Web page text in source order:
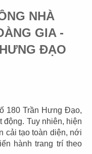
NHÀ
GIA -
ĐẠO
180 Trần Hưng Đạo,
động. Tuy nhiên, hiện
cải tạo toàn diện, nới
hành trang trí theo
STREET
Thái Bình - Q.1
STREET
Thị Minh Khai -Q.3